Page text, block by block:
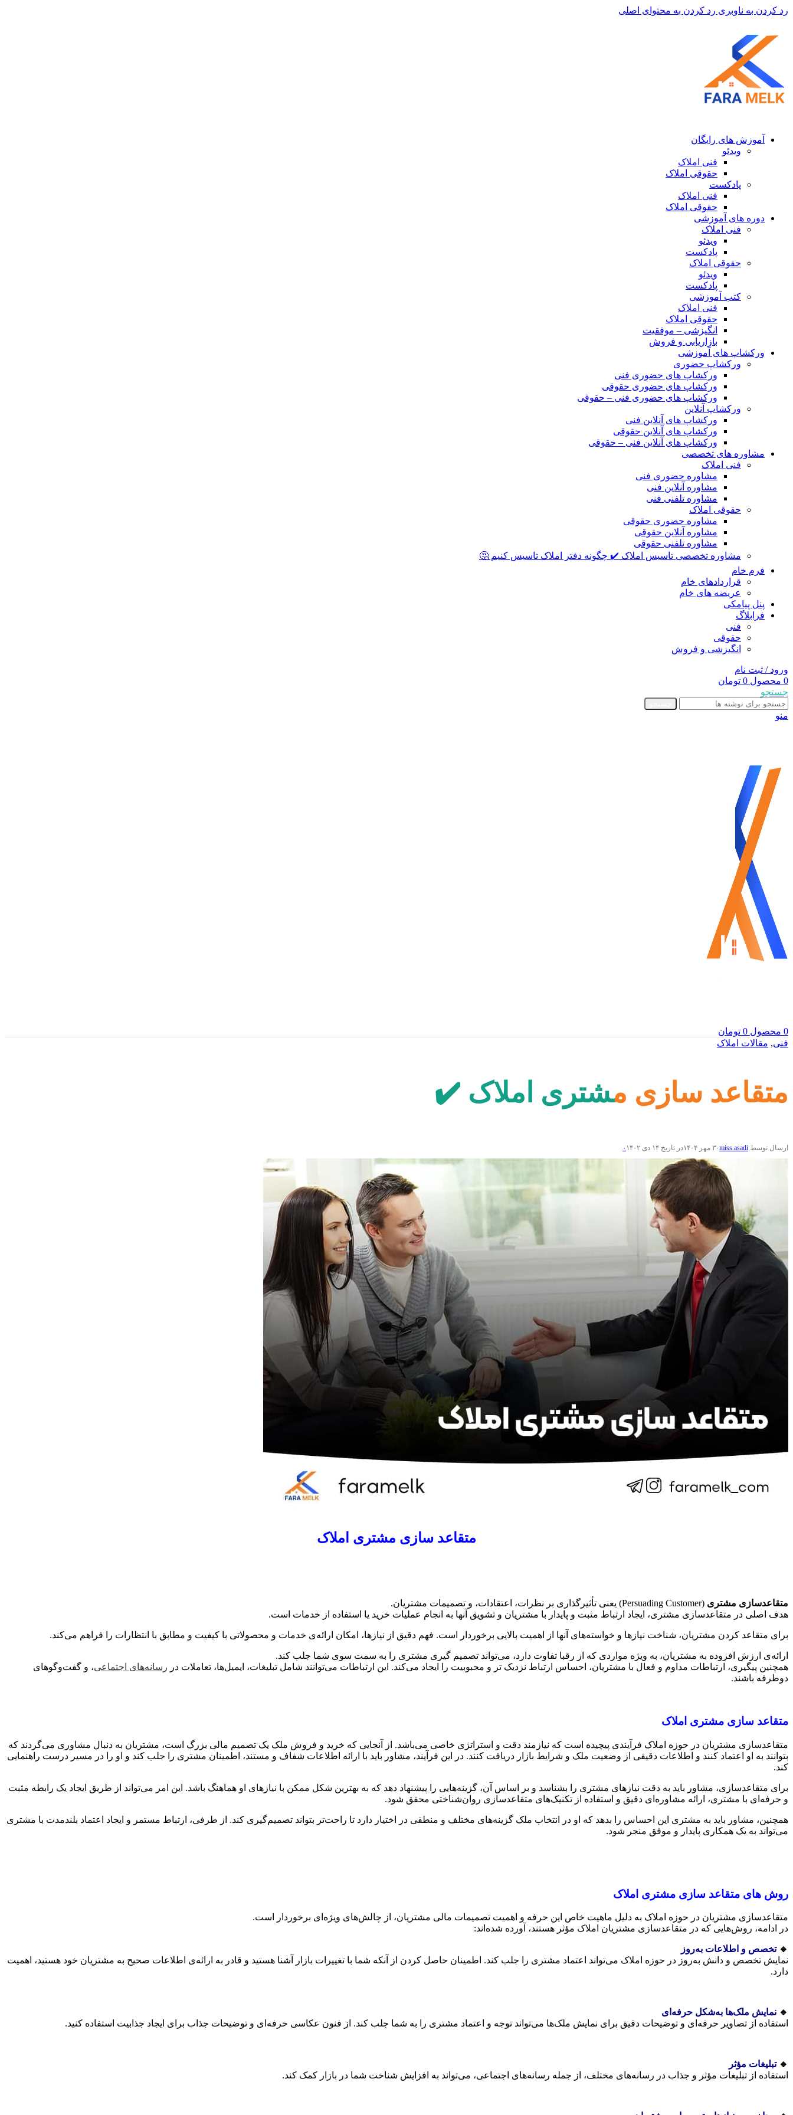
رد کردن به ناوبری رد کردن به محتوای اصلی
آموزش های رایگان
ویدئو
فنی املاک
حقوقی املاک
پادکست
فنی املاک
حقوقی املاک
دوره های آموزشی
فنی املاک
ویدئو
پادکست
حقوقی املاک
ویدئو
پادکست
کتب آموزشی
فنی املاک
حقوقی املاک
انگیزشی – موفقیت
بازاریابی و فروش
ورکشاپ های آموزشی
ورکشاپ حضوری
ورکشاپ های حضوری فنی
ورکشاپ های حضوری حقوقی
ورکشاپ های حضوری فنی – حقوقی
ورکشاپ آنلاین
ورکشاپ های آنلاین فنی
ورکشاپ های آنلاین حقوقی
ورکشاپ های آنلاین فنی – حقوقی
مشاوره های تخصصی
فنی املاک
مشاوره حضوری فنی
مشاوره آنلاین فنی
مشاوره تلفنی فنی
حقوقی املاک
مشاوره حضوری حقوقی
مشاوره آنلاین حقوقی
مشاوره تلفنی حقوقی
مشاوره تخصصی تاسیس املاک ✔️ چگونه دفتر املاک تاسیس کنیم 🤔
فرم خام
قراردادهای خام
عریضه های خام
پنل پیامکی
فرابلاگ
فنی
حقوقی
انگیزشی و فروش
ورود / ثبت نام
0 محصول 0 تومان
جستجو
منو
0 محصول 0 تومان
فنی, مقالات املاک
متقاعد سازی مشتری املاک ✔️
ارسال توسط miss.asadi۳۰ مهر ۱۴۰۴ در تاریخ ۱۴ دی ۱۴۰۲ ۰
متقاعد سازی مشتری املاک
متقاعدسازی مشتری (Persuading Customer) یعنی تأثیرگذاری بر نظرات، اعتقادات، و تصمیمات مشتریان.
هدف اصلی در متقاعدسازی مشتری، ایجاد ارتباط مثبت و پایدار با مشتریان و تشویق آنها به انجام عملیات خرید یا استفاده از خدمات است.
برای متقاعد کردن مشتریان، شناخت نیازها و خواسته‌های آنها از اهمیت بالایی برخوردار است. فهم دقیق از نیازها، امکان ارائه‌ی خدمات و محصولاتی با کیفیت و مطابق با انتظارات را فراهم می‌کند.
ارائه‌ی ارزش افزوده به مشتریان، به ویژه مواردی که از رقبا تفاوت دارد، می‌تواند تصمیم گیری مشتری را به سمت سوی شما جلب کند.
همچنین پیگیری، ارتباطات مداوم و فعال با مشتریان، احساس ارتباط نزدیک تر و محبوبیت را ایجاد می‌کند. این ارتباطات می‌توانند شامل تبلیغات، ایمیل‌ها، تعاملات در رسانه‌های اجتماعی، و گفت‌وگوهای
دوطرفه باشند.
متقاعد سازی مشتری املاک
متقاعدسازی مشتریان در حوزه املاک فرآیندی پیچیده است که نیازمند دقت و استراتژی خاصی می‌باشد. از آنجایی که خرید و فروش ملک یک تصمیم مالی بزرگ است، مشتریان به دنبال مشاوری می‌گردند که
بتوانند به او اعتماد کنند و اطلاعات دقیقی از وضعیت ملک و شرایط بازار دریافت کنند. در این فرآیند، مشاور باید با ارائه اطلاعات شفاف و مستند، اطمینان مشتری را جلب کند و او را در مسیر درست راهنمایی
کند.
برای متقاعدسازی، مشاور باید به دقت نیازهای مشتری را بشناسد و بر اساس آن، گزینه‌هایی را پیشنهاد دهد که به بهترین شکل ممکن با نیازهای او هماهنگ باشد. این امر می‌تواند از طریق ایجاد یک رابطه مثبت
و حرفه‌ای با مشتری، ارائه مشاوره‌ای دقیق و استفاده از تکنیک‌های متقاعدسازی روان‌شناختی محقق شود.
همچنین، مشاور باید به مشتری این احساس را بدهد که او در انتخاب ملک گزینه‌های مختلف و منطقی در اختیار دارد تا راحت‌تر بتواند تصمیم‌گیری کند. از طرفی، ارتباط مستمر و ایجاد اعتماد بلندمدت با مشتری
می‌تواند به یک همکاری پایدار و موفق منجر شود.
روش های متقاعد سازی مشتری املاک
متقاعدسازی مشتریان در حوزه املاک به دلیل ماهیت خاص این حرفه و اهمیت تصمیمات مالی مشتریان، از چالش‌های ویژه‌ای برخوردار است.
در ادامه، روش‌هایی که در متقاعدسازی مشتریان املاک مؤثر هستند، آورده شده‌اند:
🔹تخصص و اطلاعات به‌روز
نمایش تخصص و دانش به‌روز در حوزه املاک می‌تواند اعتماد مشتری را جلب کند. اطمینان حاصل کردن از آنکه شما با تغییرات بازار آشنا هستید و قادر به ارائه‌ی اطلاعات صحیح به مشتریان خود هستید، اهمیت
دارد.
🔹 نمایش ملک‌ها به‌شکل حرفه‌ای
استفاده از تصاویر حرفه‌ای و توضیحات دقیق برای نمایش ملک‌ها می‌تواند توجه و اعتماد مشتری را به شما جلب کند. از فنون عکاسی حرفه‌ای و توضیحات جذاب برای ایجاد جذابیت استفاده کنید.
🔹تبلیغات مؤثر
استفاده از تبلیغات مؤثر و جذاب در رسانه‌های مختلف، از جمله رسانه‌های اجتماعی، می‌تواند به افزایش شناخت شما در بازار کمک کند.